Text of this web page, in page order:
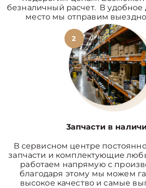
безналичный расчет. В удобное
место мы отправим
2
3апчасти в
В сервисном центре
запчасти и комплектующие
работаем напрямую с
благодаря этому мы можем
высокое качество и самые